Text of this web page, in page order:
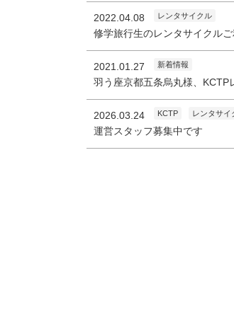
2022.04.08 レンタサイクル
修学旅行生のレンタサイクル
2021.01.27 新着情報
羽う座京都五条烏丸様、
2026.03.24 KCTP レンタサイ
運営スタッフ募集中です